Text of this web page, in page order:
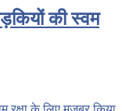
की स्वम